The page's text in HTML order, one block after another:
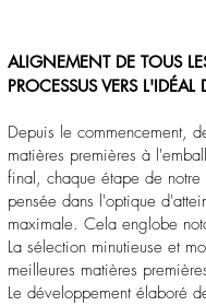
ALIGNEMENT DE TOUS
PROCESSUS VERS L'IDÉAL
Depuis le commencement,
matières premières à
final, chaque étape de notre
pensée dans l'optique
maximale. Cela englobe
La sélection minutieuse et
meilleures matières
Le développement élaboré